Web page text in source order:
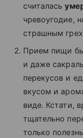
считалась
чревоугодие,
страшным
Прием пищи
и даже
перекусов и
вкусом и
виде. Кстати,
тщательно
только